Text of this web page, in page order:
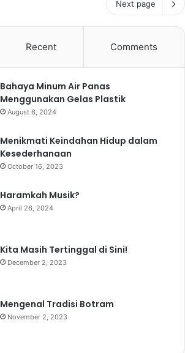
Next page
Recent Comments
Bahaya Minum Air Panas
Menggunakan Gelas Plastik
August 6, 2024
Menikmati Keindahan Hidup dalam
Kesederhanaan
October 16, 2023
Haramkah Musik?
April 26, 2024
Kita Masih Tertinggal di Sini!
December 2, 2023
Mengenal Tradisi Botram
November 2, 2023